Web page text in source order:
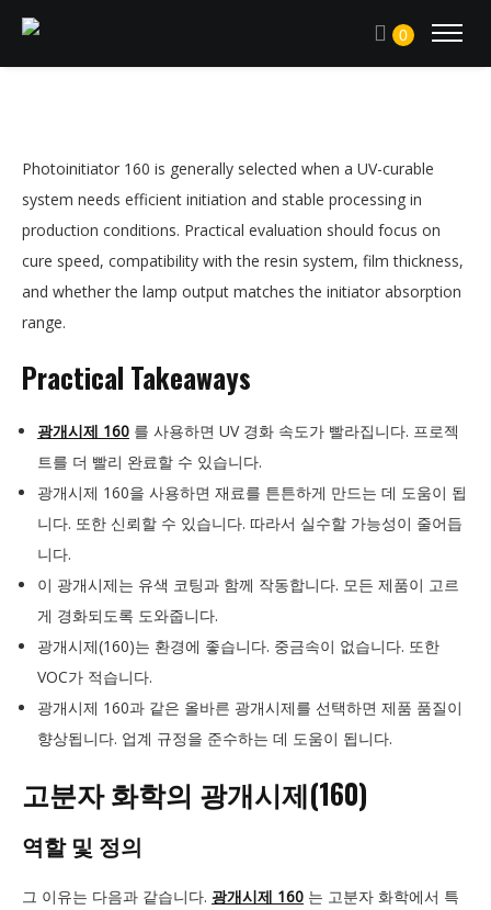
0
Photoinitiator 160 is generally selected when a UV-curable
system needs efficient initiation and stable processing in
production conditions. Practical evaluation should focus on
cure speed, compatibility with the resin system, film thickness,
and whether the lamp output matches the initiator absorption
range.
Practical Takeaways
광개시제 160 를 사용하면 UV 경화 속도가 빨라집니다. 프로젝
트를 더 빨리 완료할 수 있습니다.
광개시제 160을 사용하면 재료를 튼튼하게 만드는 데 도움이 됩
니다. 또한 신뢰할 수 있습니다. 따라서 실수할 가능성이 줄어듭
니다.
이 광개시제는 유색 코팅과 함께 작동합니다. 모든 제품이 고르
게 경화되도록 도와줍니다.
광개시제(160)는 환경에 좋습니다. 중금속이 없습니다. 또한
VOC가 적습니다.
광개시제 160과 같은 올바른 광개시제를 선택하면 제품 품질이
향상됩니다. 업계 규정을 준수하는 데 도움이 됩니다.
고분자 화학의 광개시제(160)
역할 및 정의
그 이유는 다음과 같습니다. 광개시제 160 는 고분자 화학에서 특